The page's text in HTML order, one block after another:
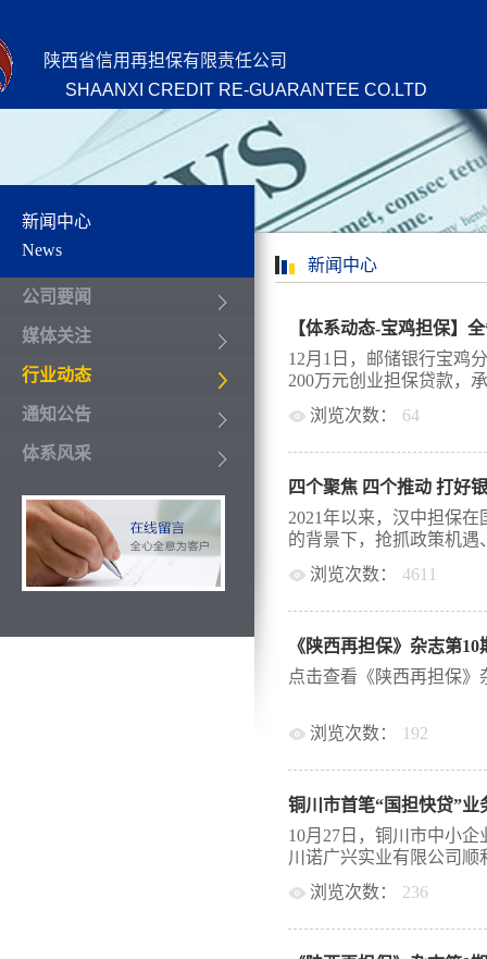
陕西省信用再担保有限责任公司
SHAANXI CREDIT RE-GUARANTEE CO.LTD
新闻中心
News
公司要闻
媒体关注
行业动态
通知公告
体系风采
新闻中心
【体系动态-宝鸡担保】
12月1日，邮储银行宝鸡
200万元创业担保贷款，
资贵的又一重要举措。
微企业创业担保贷款支
厅、省人社厅及人民银
融资担保体系和合作银
案》明确，创业担保贷
人社部门推荐小微企业
等优势，由经办银行按
重复性尽职调查，大幅
再担保公司免收再担保费
任，其余80%由担保机构
门按比例承担，实现了多
浏览次数： 64
四个聚焦 四个推动 打好
2021年以来，汉中担保
的背景下，抢抓政策机遇
联社、建设银行、长安
议，打响做靓了“银担总
破解了融资难题，促进普
实体经济的服务力度，推
银担“总对总”批量化担
合作发力，发挥各自优
化快速匹配等措施为全市
款服务，该模式对简化
109笔，金额10028万元
合作推动“惠农e贷”批量
浏览次数： 4611
《陕西再担保》杂志第10
点击查看《陕西再担保》
浏览次数： 192
铜川市首笔“国担快贷”业
10月27日，铜川市中小
川诺广兴实业有限公司顺
浏览次数： 236